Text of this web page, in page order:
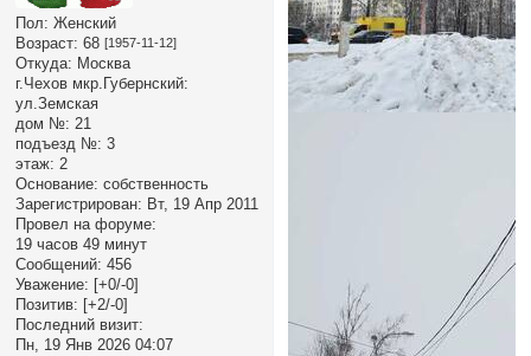
Пол: Женский
Возраст: 68 [1957-11-12]
Откуда: Москва
г.Чехов мкр.Губернский:
ул.Земская
дом №: 21
подъезд №: 3
этаж: 2
Основание: собственность
Зарегистрирован: Вт, 19 Апр 2011
Провел на форуме:
19 часов 49 минут
Сообщений: 456
Уважение: [+0/-0]
Позитив: [+2/-0]
Последний визит:
Пн, 19 Янв 2026 04:07